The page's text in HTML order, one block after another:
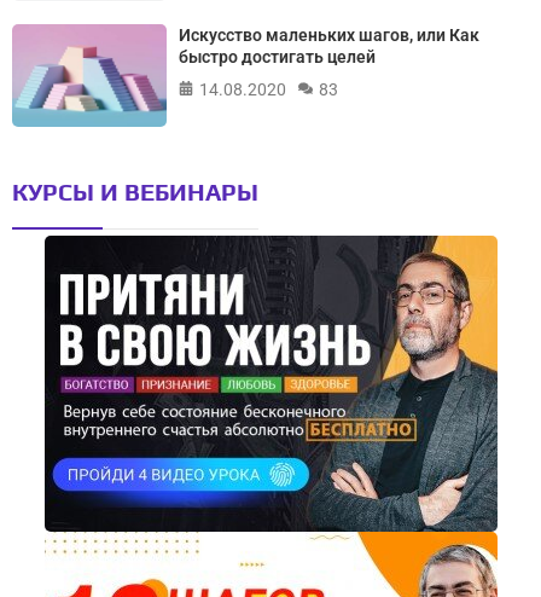
Искусство маленьких шагов, или Как
быстро достигать целей
14.08.2020
83
КУРСЫ И ВЕБИНАРЫ